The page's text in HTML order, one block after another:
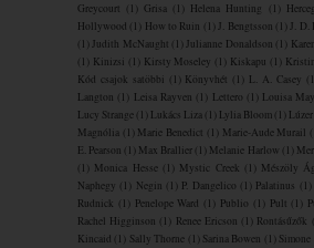
Greycourt
(1) Grisa (1) Helena Hunting (1)
Hollywood
(1) How to Ruin (1)J. Bengtsson (1)J. D.
(1)Judith McNaught (1)Julianne Donaldson (1)
(1) Kinizsi (1) Kirsty Moseley (1) Kiskapu (1)
Kód csajok satöbbi
(1) Könyvhét (1) L. A. Casey
Langton
(1) Leisa Rayven (1) Lettero (1) Louisa
Lucy Strange (1) Lukács Liza (1) Lylia Bloom (1)
Magnólia
(1) Marie Benedict (1) Marie-Aude Murail
E. Pearson
(1) Max Brallier (1) Melanie Harlow (1)
(1) Monica Hesse (1) Mystic Creek (1) Mészöly
Naphegy
(1) Negin (1) P. Dangelico (1) Palatinus (1)
Rudnick
(1) Penelope Ward (1) Publio (1) Pult (1)
Rachel Higginson
(1) Renee Ericson (1) Rontásűzők
Kincaid
(1) Sally Thorne (1) Sarina Bowen (1)